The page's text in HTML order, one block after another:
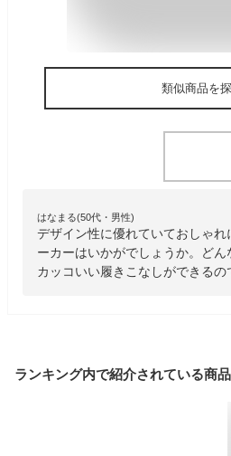
類似商品を
はなまる(50代・男性)
デザイン性に優れていておしゃれ
ーカーはいかがでしょうか。どん
カッコいい履きこなしができるの
ランキング内で紹介されている商品